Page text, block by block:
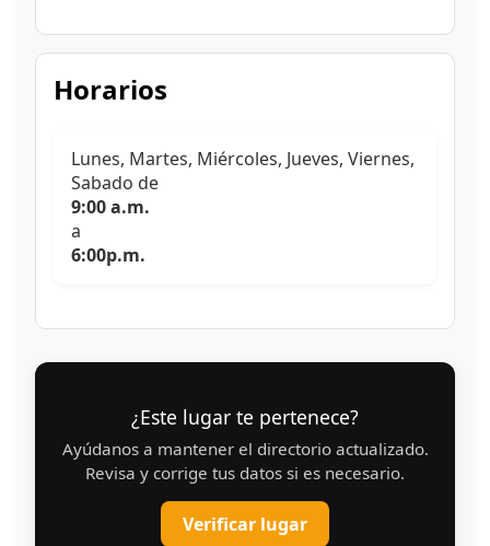
Horarios
Lunes, Martes, Miércoles, Jueves, Viernes,
Sabado de
9:00 a.m.
a
6:00p.m.
¿Este lugar te pertenece?
Ayúdanos a mantener el directorio actualizado.
Revisa y corrige tus datos si es necesario.
Verificar lugar